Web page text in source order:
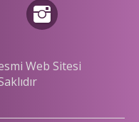
Web Sitesi